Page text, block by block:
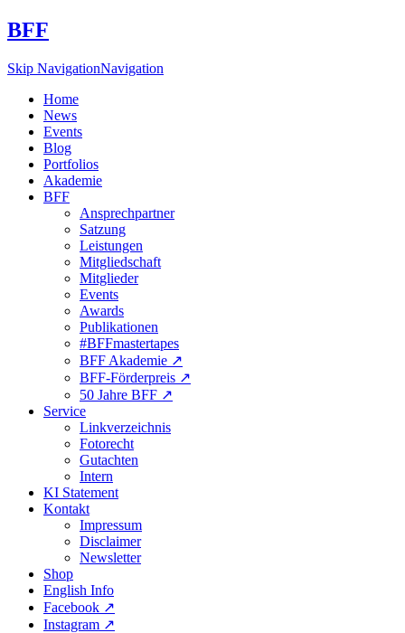
BFF
Skip NavigationNavigation
Home
News
Events
Blog
Portfolios
Akademie
BFF
Ansprechpartner
Satzung
Leistungen
Mitgliedschaft
Mitglieder
Events
Awards
Publikationen
#BFFmastertapes
BFF Akademie ↗︎
BFF-Förderpreis ↗︎
50 Jahre BFF ↗︎
Service
Linkverzeichnis
Fotorecht
Gutachten
Intern
KI Statement
Kontakt
Impressum
Disclaimer
Newsletter
Shop
English Info
Facebook ↗︎
Instagram ↗︎